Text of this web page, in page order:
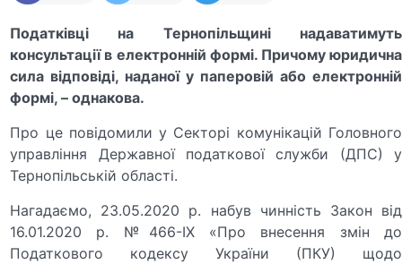
Податківці на Тернопільщині надаватимуть
консультації в електронній формі. Причому юридична
сила відповіді, наданої у паперовій або електронній
формі, – однакова.
Про це повідомили у Секторі комунікацій Головного
управління Державної податкової служби (ДПС) у
Тернопільській області.
Нагадаємо, 23.05.2020 р. набув чинність Закон від
16.01.2020 р. №466-IX «Про внесення змін до
Податкового кодексу України (ПКУ) щодо